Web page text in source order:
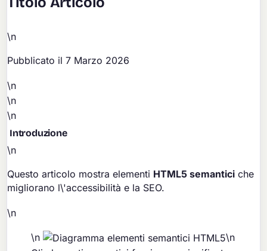
\n
Pubblicato il7 Marzo 2026
\n
\n
\n
Introduzione
\n
Questo articolo mostra elementi HTML5 semantici che
migliorano l\'accessibilità e la SEO.
\n
\n
\n